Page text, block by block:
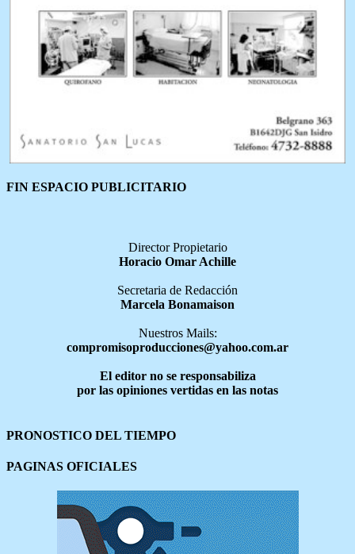
FIN ESPACIO PUBLICITARIO
Director Propietario
Horacio Omar Achille
Secretaria de Redacción
Marcela Bonamaison
Nuestros Mails:
compromisoproducciones@yahoo.com.ar
El editor no se responsabiliza
por las opiniones vertidas en las notas
PRONOSTICO DEL TIEMPO
PAGINAS OFICIALES